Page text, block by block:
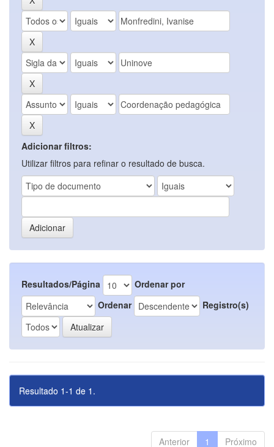
Adicionar filtros:
Utilizar filtros para refinar o resultado de busca.
Resultados/Página
Ordenar por
Ordenar
Registro(s)
Resultado 1-1 de 1.
Anterior 1 Próximo